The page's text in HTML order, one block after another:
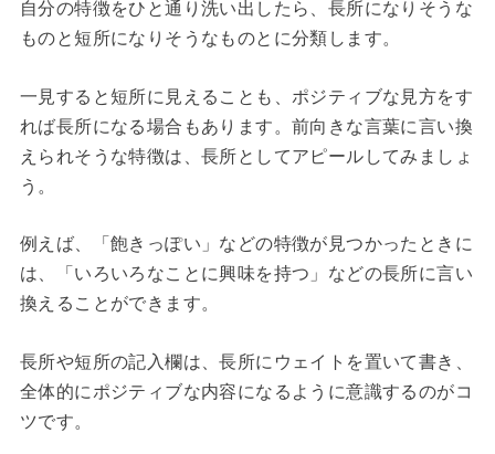
自分の特徴をひと通り洗い出したら、長所になりそうな
ものと短所になりそうなものとに分類します。
一見すると短所に見えることも、ポジティブな見方をす
れば長所になる場合もあります。前向きな言葉に言い換
えられそうな特徴は、長所としてアピールしてみましょ
う。
例えば、「飽きっぽい」などの特徴が見つかったときに
は、「いろいろなことに興味を持つ」などの長所に言い
換えることができます。
長所や短所の記入欄は、長所にウェイトを置いて書き、
全体的にポジティブな内容になるように意識するのがコ
ツです。